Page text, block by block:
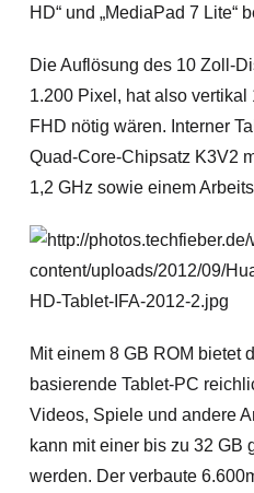
HD“ und „MediaPad 7 Lite“
Die Auflösung des 10 Zoll-
1.200 Pixel, hat also
FHD nötig wären. Interner
Quad-Core-Chipsatz K3V2
1,2 GHz sowie einem
Mit einem 8 GB ROM bietet
basierende Tablet-PC
Videos, Spiele und andere
kann mit einer bis zu 32 GB
werden. Der verbaute